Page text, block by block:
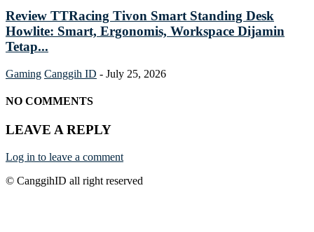
Review TTRacing Tivon Smart Standing Desk
Howlite: Smart, Ergonomis, Workspace Dijamin
Tetap...
Gaming Canggih ID - July 25, 2026
NO COMMENTS
LEAVE A REPLY
Log in to leave a comment
© CanggihID all right reserved